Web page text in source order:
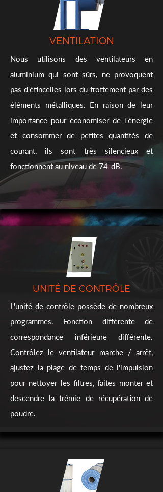
VENTILATION
Nous utilisons des ventilateurs en
aluminium qui sont sûrs, ne provoquent
pas d'étincelles lors du frottement par des
éléments métalliques. En raison de leur
importance pour économiser de l'énergie
et consommer de petites quantités de
courant, ils sont très silencieux et
fonctionnent au niveau de 74-dB.
UNITÉ DE CONTRÔLE
L'unité de contrôle possède de nombreux
programmes. Fonction différente de
correspondance inférieure différente.
Contrôlez le ventilateur marche / arrêt,
ajustez la plage de temps de l'impulsion
pour nettoyer les filtres, faites monter et
descendre la trémie de récupération de
poudre.